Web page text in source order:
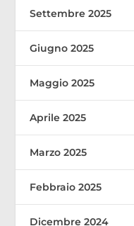
Settembre 2025
Giugno 2025
Maggio 2025
Aprile 2025
Marzo 2025
Febbraio 2025
Dicembre 2024